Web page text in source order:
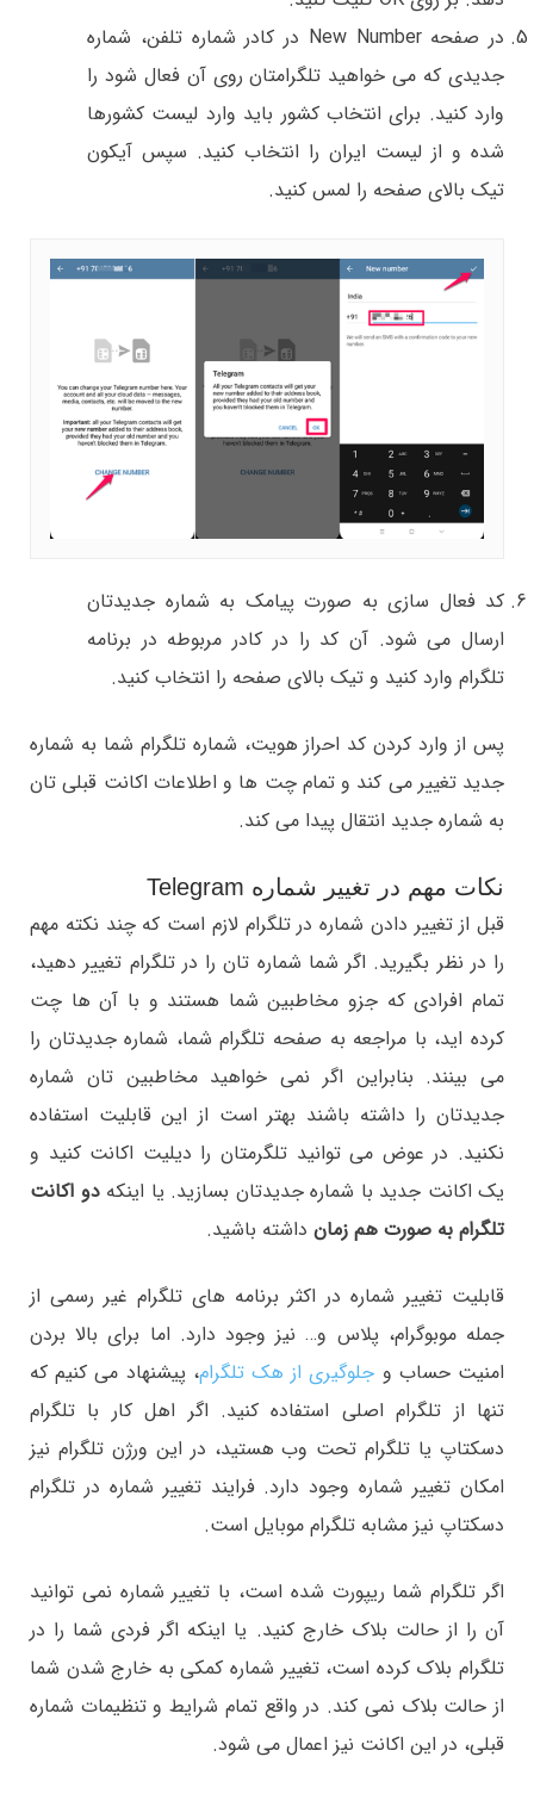
در صفحه New Number در کادر شماره تلفن، شماره
جدیدی که می خواهید تلگرامتان روی آن فعال شود را
وارد کنید. برای انتخاب کشور باید وارد لیست کشورها
شده و از لیست ایران را انتخاب کنید. سپس آیکون
تیک بالای صفحه را لمس کنید.
کد فعال سازی به صورت پیامک به شماره جدیدتان
ارسال می شود. آن کد را در کادر مربوطه در برنامه
تلگرام وارد کنید و تیک بالای صفحه را انتخاب کنید.
پس از وارد کردن کد احراز هویت، شماره تلگرام شما به شماره
جدید تغییر می کند و تمام چت ها و اطلاعات اکانت قبلی تان
به شماره جدید انتقال پیدا می کند.
نکات مهم در تغییر شماره Telegram
قبل از تغییر دادن شماره در تلگرام لازم است که چند نکته مهم
را در نظر بگیرید. اگر شما شماره تان را در تلگرام تغییر دهید،
تمام افرادی که جزو مخاطبین شما هستند و با آن ها چت
کرده اید، با مراجعه به صفحه تلگرام شما، شماره جدیدتان را
می بینند. بنابراین اگر نمی خواهید مخاطبین تان شماره
جدیدتان را داشته باشند بهتر است از این قابلیت استفاده
نکنید. در عوض می توانید تلگرمتان را دیلیت اکانت کنید و
یک اکانت جدید با شماره جدیدتان بسازید. یا اینکهدو اکانت
تلگرام به صورت هم زمان داشته باشید.
قابلیت تغییر شماره در اکثر برنامه های تلگرام غیر رسمی از
جمله موبوگرام، پلاس و… نیز وجود دارد. اما برای بالا بردن
امنیت حساب و جلوگیری از هک تلگرام، پیشنهاد می کنیم که
تنها از تلگرام اصلی استفاده کنید. اگر اهل کار با تلگرام
دسکتاپ یا تلگرام تحت وب هستید، در این ورژن تلگرام نیز
امکان تغییر شماره وجود دارد. فرایند تغییر شماره در تلگرام
دسکتاپ نیز مشابه تلگرام موبایل است.
اگر تلگرام شما ریپورت شده است، با تغییر شماره نمی توانید
آن را از حالت بلاک خارج کنید. یا اینکه اگر فردی شما را در
تلگرام بلاک کرده است، تغییر شماره کمکی به خارج شدن شما
از حالت بلاک نمی کند. در واقع تمام شرایط و تنظیمات شماره
قبلی، در این اکانت نیز اعمال می شود.